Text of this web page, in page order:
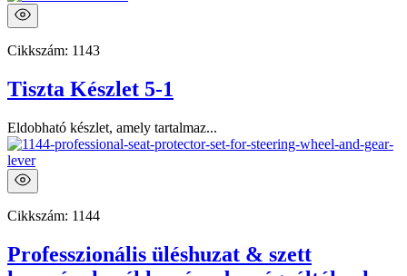
Cikkszám: 1143
Tiszta Készlet 5-1
Eldobható készlet, amely tartalmaz...
Cikkszám: 1144
Professzionális üléshuzat & szett